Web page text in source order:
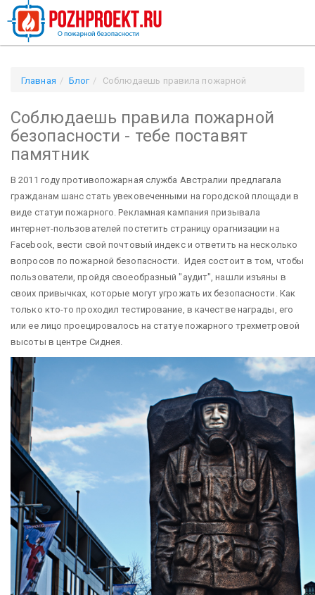
Главная Блог
Соблюдаешь правила пожарной
Соблюдаешь правила пожарной
безопасности - тебе поставят
памятник
В 2011 году противопожарная служба Австралии предлагала
гражданам шанс стать увековеченными на городской площади в
виде статуи пожарного. Рекламная кампания призывала
интернет-пользователей постетить страницу орагнизации на
Facebook, вести свой почтовый индекс и ответить на несколько
вопросов по пожарной безопасности. Идея состоит в том, чтобы
пользователи, пройдя своеобразный "аудит", нашли изъяны в
своих привычках, которые могут угрожать их безопасности. Как
только кто-то проходил тестирование, в качестве награды, его
или ее лицо проецировалось на статуе пожарного трехметровой
высоты в центре Сиднея.